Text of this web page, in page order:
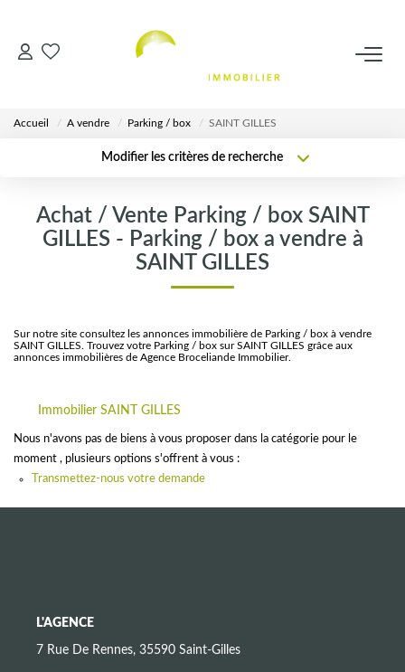
AGENCE
Notre Équipe
CALCULETTES
CONTACT
Accueil A vendre Parking / box SAINT GILLES
Modifier les critères de recherche
Type de bien
Budget max Plus de critères
Achat / Vente Parking / box SAINT
GILLES - Parking / box a vendre à
SAINT GILLES
Sur notre site consultez les annonces immobilière de Parking / box à vendre
SAINT GILLES. Trouvez votre Parking / box sur SAINT GILLES grâce aux
annonces immobilières de Agence Broceliande Immobilier.
Immobilier SAINT GILLES
Nous n'avons pas de biens à vous proposer dans la catégorie pour le
moment , plusieurs options s'offrent à vous :
Transmettez-nous votre demande
L'AGENCE
7 Rue De Rennes, 35590 Saint-Gilles